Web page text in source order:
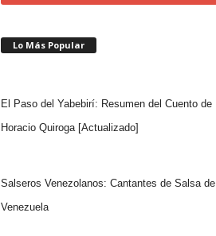
Lo Más Popular
El Paso del Yabebirí: Resumen del Cuento de
Horacio Quiroga [Actualizado]
Salseros Venezolanos: Cantantes de Salsa de
Venezuela